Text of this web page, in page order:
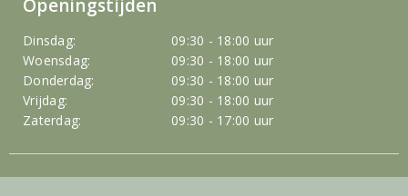
Openingstijden
Dinsdag:
09:30 - 18:00 uur
Woensdag:
09:30 - 18:00 uur
Donderdag:
09:30 - 18:00 uur
Vrijdag:
09:30 - 18:00 uur
Zaterdag:
09:30 - 17:00 uur